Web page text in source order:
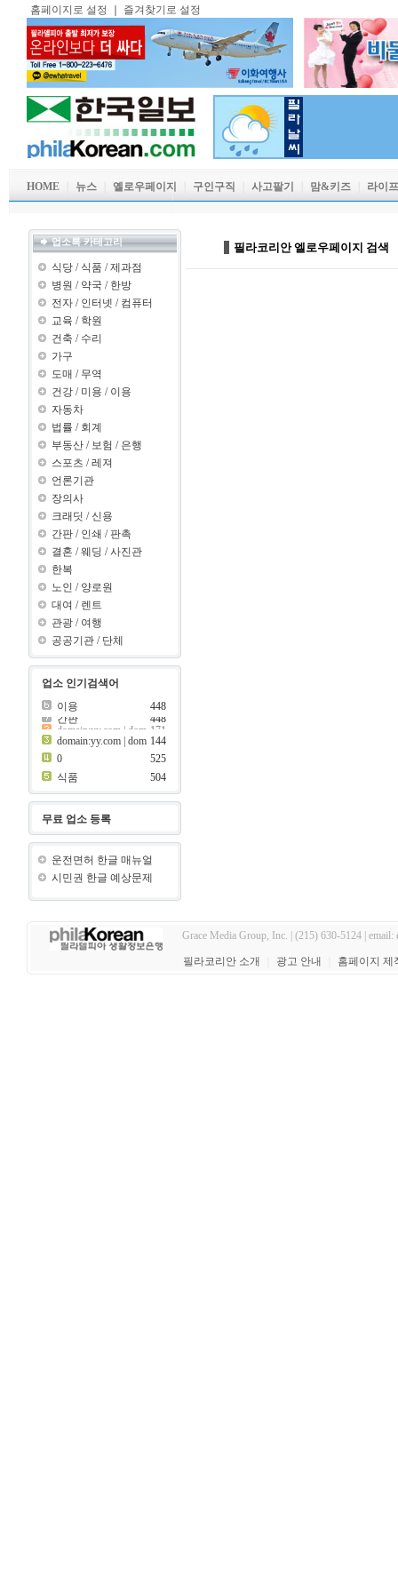
홈페이지로 설정 즐겨찾기로 설정
HOME 뉴스 옐로우페이지 구인구직 사고팔기 맘&키즈 라이
업소록 카테고리
식당 / 식품 /제과점
병원 / 약국 / 한방
전자 / 인터넷 / 컴퓨터
교육 / 학원
건축 / 수리
가구
도매 / 무역
건강 / 미용 / 이용
자동차
법률 / 회계
부동산 / 보험 / 은행
스포츠 /레져
언론기관
장의사
크래딧 / 신용
간판 / 인쇄 / 판촉
결혼 /웨딩 /사진관
한복
노인 / 양로원
대여 / 렌트
관광 / 여행
공공기관 / 단체
업소 인기검색어
이용
448
이용
448
간판
448
간판
448
보험 441
domain:yy.com | dom
ain:z ???..
144
69
제과점
399
0 525
크래딧 399
식품 504
무료 업소 등록
운전면허 한글 매뉴얼
시민권 한글 예상문제
필라코리안 엘로우페이지 검색
Grace Media Group, Inc. | (215) 630-5124 | email:
필라코리안 소개 광고 안내 홈페이지 제